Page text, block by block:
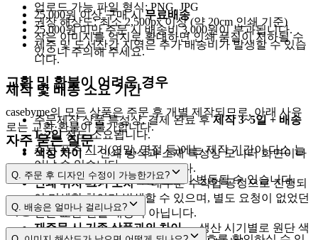
업로드 가능 파일 형식: PNG, JPG
권장 해상도: 최소 2,500px 이상 (약 20cm 인쇄 기준)
작은 이미지를 억지로 확대하면 인쇄 품질이 저하될 수
있으니 주의해 주세요.
교환 및 환불이 어려운 경우
casebyme의 모든 상품은 주문 후 개별 제작되므로, 아래 사유
로는 교환·환불이 불가합니다.
색상 차이 — 인쇄 방식과 소재 특성상 모니터 화면이나
출력물과 차이가 날 수 있습니다.
인쇄 위치·크기 오차— 대부분 수작업 공정으로 진행되
어 미세한 차이가 발생할 수 있으며, 별도 요청이 없었던
건은 교환·환불 대상이 아닙니다.
재주문 시 기존 상품과의 차이— 생산 시기별로 원단 색
25,000원 이상 구매 시무료배송
25,000원 미만 주문 시 배송비 3,000원이 부과됩니다.
제주 및 도서산간 지역은 추가 배송비가 발생할 수 있습
니다.
제작 및 배송 소요 기간
주문제작 상품 특성상, 결제 완료 후제작 3~5일 + 배송
1~2일정도 소요됩니다.
주문 폭주 시기(연말, 명절 등)에는 제작 기간이 다소 늘
어날 수 있습니다.
택배사 사정에 따라 배송 일정이 변동될 수 있습니다.
배송 조회
자주 묻는 질문
Q. 주문 후 디자인 수정이 가능한가요?
[제작준비중]
cs@casebyme.com
Q. 배송은 얼마나 걸리나요?
3~5영업일 1~2영업일